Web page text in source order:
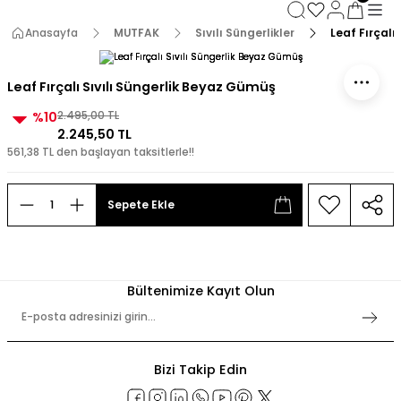
3000 TL ve Üzeri Alışverişlerde Kargo Bedava! 2
3000 TL ve Üzeri Alışverişlerde Kargo Bedava!
3000 TL ve Üzeri Alışverişlerde Kargo Bedava!
Anasayfa MUTFAK Sıvılı Süngerlikler Leaf Fırçalı
Leaf Fırçalı Sıvılı Süngerlik Beyaz Gümüş
%102.495,00 TL
2.245,50 TL
561,38 TL den başlayan taksitlerle!!
Sepete Ekle
Bültenimize Kayıt Olun
Bizi Takip Edin